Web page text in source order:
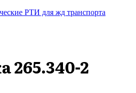
РТИ для жд транспорта
265.340-2